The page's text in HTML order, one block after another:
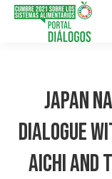
Japan
Dialogue
Aichi and